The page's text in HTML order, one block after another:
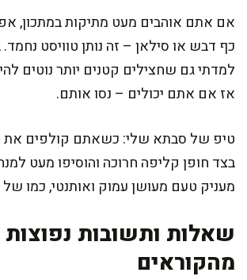
אם אתם אוהבים מעט מתיקות במתכון,
כף דבש או סילאן – זה נותן טוויסט
למדתי גם שחצילים קטנים יותר נוטים
אז אם אתם יכולים – נסו אותם.
טיפ של סבתא שלי: כשאתם קולפים את
בצד חופן קליפה חרוכה והוסיפו מעט
מעניק טעם מעושן עמוק ואותנטי, כמו
שאלות ותשובות נפוצות
מהקוראים